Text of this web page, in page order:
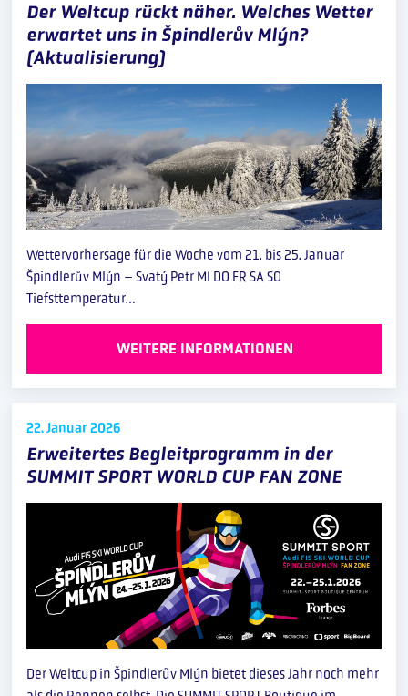
Der Weltcup rückt näher. Welches Wetter
erwartet uns in Špindlerův Mlýn?
(Aktualisierung)
Wettervorhersage für die Woche vom 21. bis 25. Januar
Špindlerův Mlýn – Svatý Petr MI DO FR SA SO
Tiefsttemperatur…
WEITERE INFORMATIONEN
22. Januar2026
Erweitertes Begleitprogramm in der
SUMMIT SPORT WORLD CUP FAN ZONE
Der Weltcup in Špindlerův Mlýn bietet dieses Jahr noch mehr